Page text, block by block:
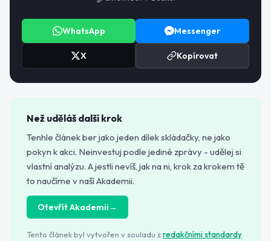
WhatsApp Messenger
X Kopírovat
Než uděláš další krok
Tenhle článek ber jako jeden dílek skládačky, ne jako
pokyn k akci. Neinvestuj podle jediné zprávy - udělej si
vlastní analýzu. A jestli nevíš, jak na ni, krok za krokem tě
to naučíme v naší Akademii.
Otevřít Akademii→
Tento článek byl vytvořen v souladu sredakčními standardy